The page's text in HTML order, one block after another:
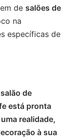
de salões de
na
específicas de
de
está pronta
realidade,
à sua